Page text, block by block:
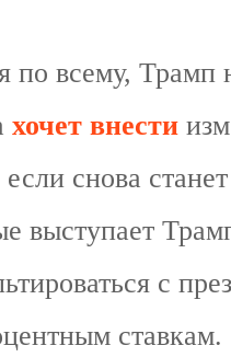
по всему,
хочет внести
если снова
выступает
с
ставкам.